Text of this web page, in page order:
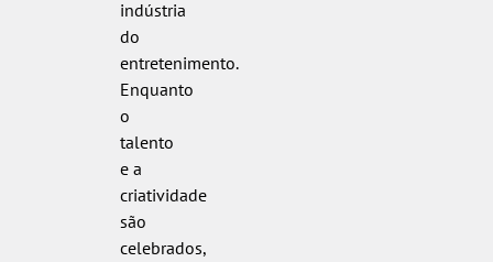
indústria
do
entretenimento.
Enquanto
o
talento
e a
criatividade
são
celebrados,